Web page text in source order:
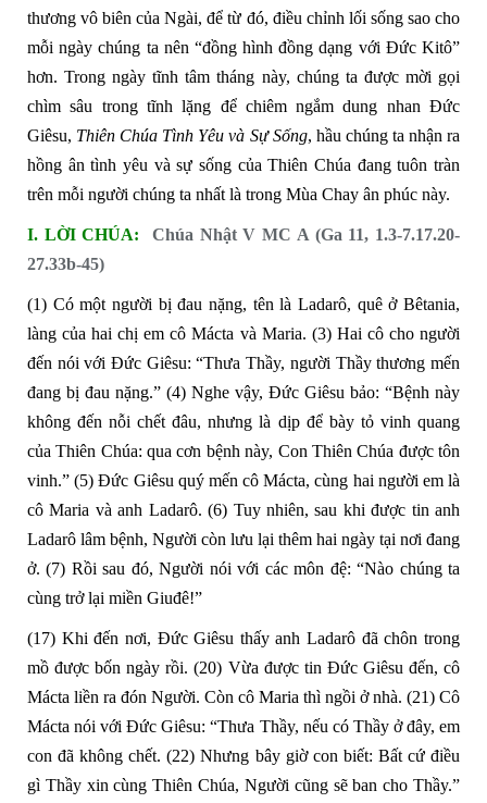
thương vô biên của Ngài, để từ đó, điều chỉnh lối sống sao cho
mỗi ngày chúng ta nên “đồng hình đồng dạng với Đức Kitô”
hơn. Trong ngày tĩnh tâm tháng này, chúng ta được mời gọi
chìm sâu trong tĩnh lặng để chiêm ngắm dung nhan Đức
Giêsu, Thiên Chúa Tình Yêu và Sự Sống, hầu chúng ta nhận ra
hồng ân tình yêu và sự sống của Thiên Chúa đang tuôn tràn
trên mỗi người chúng ta nhất là trong Mùa Chay ân phúc này.
I. LỜI CHÚA:
Chúa Nhật V MC A (Ga 11, 1.3-7.17.20-
27.33b-45)
(1) Có một người bị đau nặng, tên là Ladarô, quê ở Bêtania,
làng của hai chị em cô Mácta và Maria. (3) Hai cô cho người
đến nói với Đức Giêsu: “Thưa Thầy, người Thầy thương mến
đang bị đau nặng.” (4) Nghe vậy, Đức Giêsu bảo: “Bệnh này
không đến nỗi chết đâu, nhưng là dịp để bày tỏ vinh quang
của Thiên Chúa: qua cơn bệnh này, Con Thiên Chúa được tôn
vinh.”(5)Đức Giêsu quý mến cô Mácta, cùng hai người em là
cô Maria và anh Ladarô.(6) Tuy nhiên, sau khi được tin anh
Ladarô lâm bệnh, Người còn lưu lại thêm hai ngày tại nơi đang
ở.(7) Rồi sau đó, Người nói với các môn đệ: “Nào chúng ta
cùng trở lại miền Giuđê!”
(17) Khi đến nơi, Đức Giêsu thấy anh Ladarô đã chôn trong
mồ được bốn ngày rồi.(20) Vừa được tin Đức Giêsu đến, cô
Mácta liền ra đón Người. Còn cô Maria thì ngồi ở nhà. (21) Cô
Mácta nói với Đức Giêsu: “Thưa Thầy, nếu có Thầy ở đây, em
con đã không chết.(22)Nhưng bây giờ con biết: Bất cứ điều
gì Thầy xin cùng Thiên Chúa, Người cũng sẽ ban cho Thầy.”